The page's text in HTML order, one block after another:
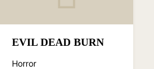
EVIL DEAD BURN
Horror